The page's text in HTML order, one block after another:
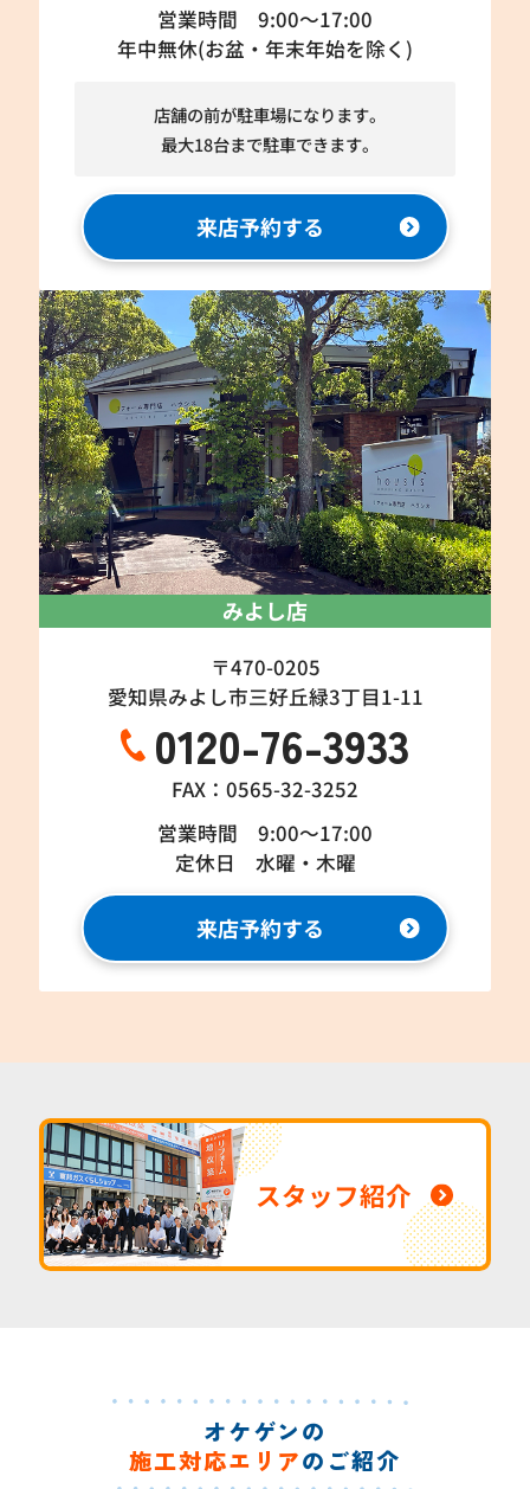
営業時間 9:00～17:00
年中無休(お盆・年末年始を除く)
店舗の前が駐車場になります。
最大18台まで駐車できます。
来店予約する
みよし店
〒470-0205
愛知県みよし市三好丘緑3丁目1-11
0120-76-3933
FAX：0565-32-3252
営業時間 9:00～17:00
定休日 水曜・木曜
来店予約する
スタッフ紹介
オケゲンの
施工対応エリアのご紹介